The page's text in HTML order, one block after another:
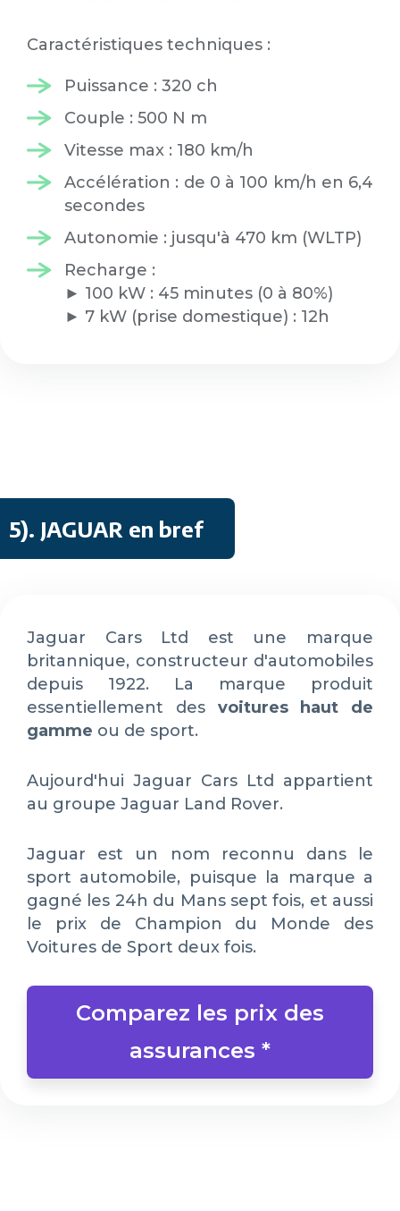
Caractéristiques techniques :
Puissance : 320 ch
Couple : 500 N m
Vitesse max : 180 km/h
Accélération : de 0 à 100 km/h en 6,4
secondes
Autonomie : jusqu'à 470 km (WLTP)
Recharge :
► 100 kW : 45 minutes (0 à 80%)
► 7 kW (prise domestique) : 12h
5). JAGUAR en bref
Jaguar Cars Ltd est une marque
britannique, constructeur d'automobiles
depuis 1922. La marque produit
essentiellement des voitures haut de
gamme ou de sport.
Aujourd'hui Jaguar Cars Ltd appartient
au groupe Jaguar Land Rover.
Jaguar est un nom reconnu dans le
sport automobile, puisque la marque a
gagné les 24h du Mans sept fois, et aussi
le prix de Champion du Monde des
Voitures de Sport deux fois.
Comparez les prix des
assurances *